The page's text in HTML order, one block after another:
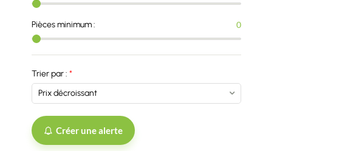
Pièces minimum : 0
Trier par :
Créer une alerte